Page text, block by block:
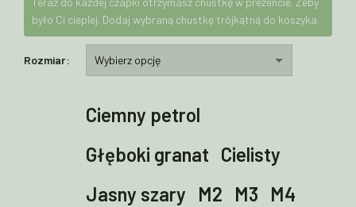
było Ci cieplej. Dodaj wybraną chustkę trójkątną do koszyka.
Rozmiar
Ciemny petrol
Głęboki granat Cielisty
Jasny szary
M2 M3
M4